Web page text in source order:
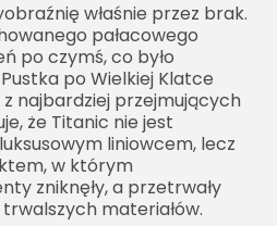
właśnie przez brak.
pałacowego
po czymś, co było
po Wielkiej Klatce
najbardziej przejmujących
że Titanic nie jest
liniowcem, lecz
w którym
zniknęły, a przetrwały
materiałów.